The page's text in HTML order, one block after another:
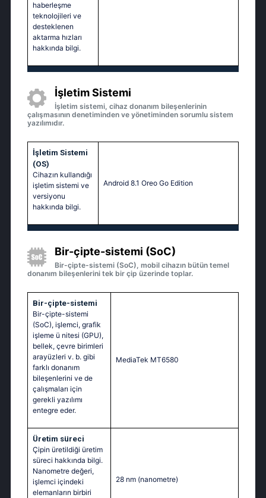
haberleşme
teknolojileri ve
desteklenen
aktarma hızları
hakkında bilgi.
İşletim Sistemi
İşletim sistemi, cihaz donanım bileşenlerinin
çalışmasının denetiminden ve yönetiminden sorumlu sistem
yazılımıdır.
İşletim Sistemi
(OS)
Cihazın kullandığı
işletim sistemi ve
versiyonu
hakkında bilgi.
Android 8.1 Oreo Go Edition
Bir-çipte-sistemi (SoC)
Bir-çipte-sistemi (SoC), mobil cihazın bütün temel
donanım bileşenlerini tek bir çip üzerinde toplar.
Bir-çipte-sistemi
Bir-çipte-sistemi
(SoC), işlemci, grafik
işleme ü nitesi (GPU),
bellek, çevre birimleri
arayüzleri v. b. gibi
farklı donanım
bileşenlerini ve de
çalışmaları için
gerekli yazılımı
entegre eder.
MediaTek MT6580
Üretim süreci
Çipin üretildiği üretim
süreci hakkında bilgi.
Nanometre değeri,
işlemci içindeki
elemanların birbiri
28 nm (nanometre)